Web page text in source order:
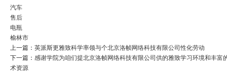
汽车
售后
电瓶
榆林市
上一篇： 英派斯更雅致科学率领与个北京洛帧网络科技有限公司性化劳动
下一篇： 感谢学院为咱们提北京洛帧网络科技有限公司供的雅致学习环境和丰富
术资源